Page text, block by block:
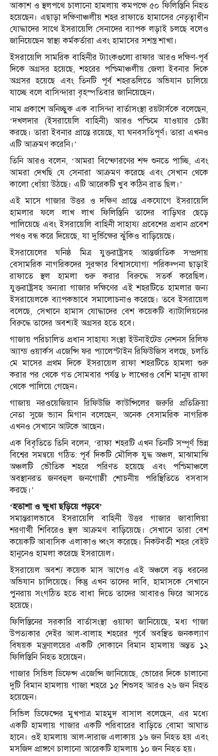
আকাশ ও স্থলপথে চালানো হামলায় কমপক্ষে ৫০ ফিলিস্তিনি নিহত
হয়েছেন। এছাড়া দক্ষিণাঞ্চলীয় শহর রাফাতে হামাসের নেতৃত্বাধীন
যোদ্ধাদের সাথে ইসরায়েলি সেনাদের ব্যাপক লড়াই চলছে বলেও
জানিয়েছেন স্বাস্থ্য কর্মকর্তারা এবং হামাসের সশস্ত্র শাখা।
ইসরায়েলি সামরিক বাহিনীর ট্যাংকগুলো রাফার আরও দক্ষিণ-পূর্ব
দিকে অগ্রসর হয়েছে, শহরের পশ্চিমাঞ্চলীয় জেলা ইবনার দিকে
অগ্রসর হয়েছে এবং তিনটি পূর্ব শহরতলিতে অভিযান চালিয়ে
যাচ্ছে বলে বাসিন্দারা বৃহস্পতিবার জানিয়েছেন।
নাম প্রকাশে অনিচ্ছুক এক বাসিন্দা বার্তাসংস্থা রয়টার্সকে বলেছেন,
‘দখলদার (ইসরায়েলি বাহিনী) আরও পশ্চিমে যাওয়ার চেষ্টা
করছে। তারা ইবনার প্রান্তে রয়েছে, যা ঘনবসতিপূর্ণ। তারা এখনও
এটি আক্রমণ করেনি।’
তিনি আরও বলেন, ‘আমরা বিস্ফোরণের শব্দ শুনতে পাচ্ছি, এবং
আমরা দেখছি যে সেনারা আক্রমণ করেছে এবং সেখান থেকে
কালো ধোঁয়া উঠছে। এটি আরেকটি খুব কঠিন রাত ছিল।’
এই মাসে গাজার উত্তর ও দক্ষিণ প্রান্তে একযোগে ইসরায়েলি
হামলার ফলে লাখ লাখ ফিলিস্তিনি তাদের বাড়িঘর ছেড়ে
পালিয়েছে এবং ইসরায়েলি বাহিনী সাহায্য প্রবেশের প্রধান প্রবেশ
পথও বন্ধ করে দিয়েছে, যা দুর্ভিক্ষের ঝুঁকিও বাড়িয়েছে।
ইসরায়েলের ঘনিষ্ঠ মিত্র যুক্তরাষ্ট্রসহ আন্তর্জাতিক সম্প্রদায়
বেসামরিক নাগরিকদের সুরক্ষার বিশ্বাসযোগ্য পরিকল্পনা ছাড়াই
রাফাতে স্থল হামলা শুরু করার বিরুদ্ধে সতর্ক করেছিল।
যুক্তরাষ্ট্রসহ অন্যরা গাজার দক্ষিণের এই শহরটিতে হামলার জন্য
ইসরায়েলকে ব্যাপকভাবে সমালোচনাও করেছে। তবে ইসরায়েল
বলেছে, সেখানে হামাস যোদ্ধাদের বেশ কয়েকটি ব্যাটালিয়নের
বিরুদ্ধে তাদের অবশ্যই অগ্রসর হতে হবে।
গাজায় পরিচালিত প্রধান সাহায্য সংস্থা ইউনাইটেড নেশনস রিলিফ
অ্যান্ড ওয়ার্কস এজেন্সি ফর প্যালেস্টাইন রিফিউজিস বলছে, চলতি
মে মাসের প্রথম দিকে ইসরায়েল রাফা শহরটিতে হামলা শুরু
করার পর থেকে গত সোমবার পর্যন্ত ৮ লাখেরও বেশি মানুষ রাফা
থেকে পালিয়ে গেছেন।
গাজায় নরওয়েজিয়ান রিফিউজি কাউন্সিলের জরুরি প্রতিক্রিয়া
নেতা সুজে ভ্যান মিগান বলেছেন, অনেক বেসামরিক নাগরিক
এখনও সেখানে আটকে আছেন।
এক বিবৃতিতে তিনি বলেন, ‘রাফা শহরটি এখন তিনটি সম্পূর্ণ ভিন্ন
বিশ্বের সমন্বয়ে গঠিত: পূর্ব দিকটি মৌলিক যুদ্ধ অঞ্চল, মাঝামাঝি
অঞ্চলটি ভৌতিক শহরে পরিণত হয়েছে এবং পশ্চিমাঞ্চলে
অবস্থানরত জনবহুল জনগোষ্ঠী শোচনীয় পরিস্থিতিতে বসবাস
করছে।’
‘হতাশা ও ক্ষুধা ছড়িয়ে পড়বে’
সমান্তরালভাবে ইসরায়েলি বাহিনী উত্তর গাজার জাবালিয়া
শরণার্থী শিবিরেও স্থল আক্রমণ বাড়িয়েছে। সেখানে তারা বেশ
কয়েকটি আবাসিক এলাকাও ধ্বংস করেছে। নিকটবর্তী শহর বেইট
হানুনেও হামলা করেছে ইসরায়েল।
ইসরায়েল অবশ্য কয়েক মাস আগেও এই অঞ্চলে বড় ধরনের
অভিযান চালিয়েছে। কিন্তু এখন তাদের দাবি, হামাসকে সেখানে
পুনরায় সংগঠিত হতে বাধা দিতে তাদের আবারও ফিরে আসতে
হয়েছে।
ফিলিস্তিনের সরকারি বার্তাসংস্থা ওয়াফা জানিয়েছে, মধ্য গাজা
উপত্যকার দেইর আল-বালাহ শহরের পূর্বে অবস্থিত জনকল্যাণ
বিষয়ক মন্ত্রণালয়ের একটি দোকানে বিমান হামলায় অন্তত ১২
ফিলিস্তিনি নিহত হয়েছেন।
গাজার সিভিল ডিফেন্স এজেন্সি জানিয়েছে, ভোরের দিকে চালানো
দুটি বিমান হামলায় গাজা শহরে ১৫ শিশুসহ আরও ২৬ জন নিহত
হয়েছেন।
সিভিল ডিফেন্সের মুখপাত্র মাহমুদ বাসাল বলেছেন, এর মধ্যে
একটি হামলায় গাজার একটি পরিবারের বাড়িতে বোমা আঘাত
হানে। ওই হামলায় আল-দারাজ এলাকায় ১৬ জন নিহত হয় এবং
মসজিদ প্রাঙ্গণে চালানো আরেকটি হামলায় ১০ জন নিহত হয়।